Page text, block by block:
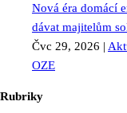
Nová éra domácí
dávat majitelům
Čvc 29, 2026 |
OZE
Rubriky